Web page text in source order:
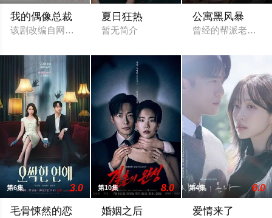
我的偶像总裁
该剧改编自网络漫画《我的欧巴是偶像》，是一部浪漫喜剧。
夏日狂热
暂无简介
公寓黑风暴
曾经的帮派老大急
第6集 3.0
毛骨悚然的恋
第10集 8.0
婚姻之后
第4集 6.0
爱情来了